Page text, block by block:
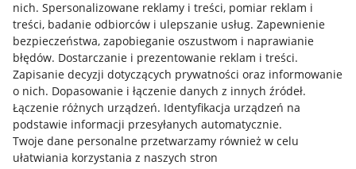
nich. Spersonalizowane reklamy i treści, pomiar reklam i
treści, badanie odbiorców i ulepszanie usług. Zapewnienie
bezpieczeństwa, zapobieganie oszustwom i naprawianie
błędów. Dostarczanie i prezentowanie reklam i treści.
Zapisanie decyzji dotyczących prywatności oraz informowanie
o nich. Dopasowanie i łączenie danych z innych źródeł.
Łączenie różnych urządzeń. Identyfikacja urządzeń na
podstawie informacji przesyłanych automatycznie.
Twoje dane personalne przetwarzamy również w celu
ułatwiania korzystania z naszych stron
Allegro Gadane dla kupujących
Mapa miejscowości
Informacje prawne
Regulamin
Polityka plików "cookies"
Ustawienia plików "cookies"